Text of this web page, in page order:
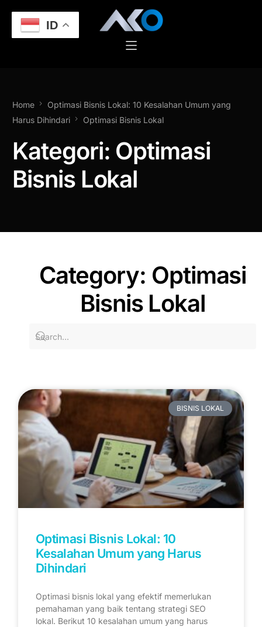
Home
Optimasi Bisnis Lokal: 10 Kesalahan Umum yang
Harus Dihindari
Optimasi Bisnis Lokal
Kategori: Optimasi
Bisnis Lokal
Category: Optimasi
Bisnis Lokal
BISNIS LOKAL
Optimasi Bisnis Lokal: 10
Kesalahan Umum yang Harus
Dihindari
Optimasi bisnis lokal yang efektif memerlukan
pemahaman yang baik tentang strategi SEO
lokal. Berikut 10 kesalahan umum yang harus
ID